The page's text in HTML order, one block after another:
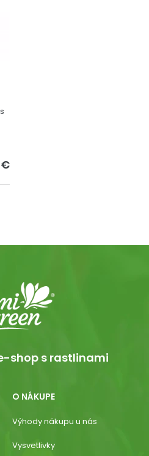
€
shop s rastlinami
O NÁKUPE
Výhody nákupu u nás
Vysvetlivky